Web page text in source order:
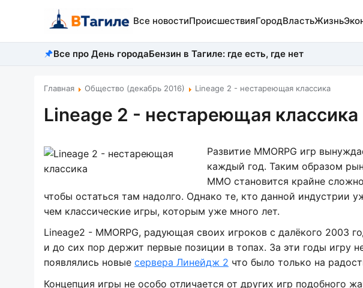
Все новостиПроисшествияГородВластьЖизнь
Все про День городаБензин в Тагиле: где есть, где нет
Главная Общество (декабрь 2016) Lineage 2 - нестареющая классика
Lineage 2 - нестареющая классика
Развитие MMORPG игр
каждый год. Таким образом
MMO становится крайне
чтобы остаться там надолго. Однако те, кто данной индустрии
чем классические игры, которым уже много лет.
Lineage2 - MMORPG, радующая своих игроков с далёкого 2003
и до сих пор держит первые позиции в топах. За эти годы игру
появлялись новые сервера Линейдж 2 что было только на
Концепция игры не особо отличается от других игр подобного